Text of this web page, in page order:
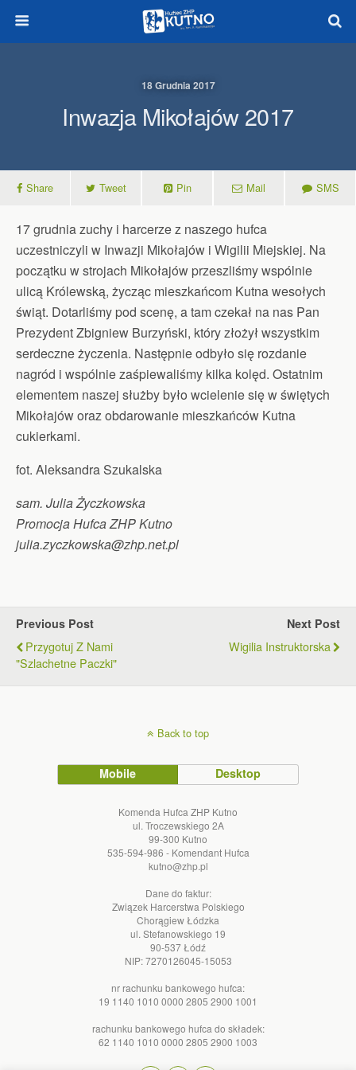
18 Grudnia 2017
Inwazja Mikołajów 2017
Share Tweet Pin Mail SMS
17 grudnia zuchy i harcerze z naszego hufca
uczestniczyli w Inwazji Mikołajów i Wigilii Miejskiej. Na
początku w strojach Mikołajów przeszliśmy wspólnie
ulicą Królewską, życząc mieszkańcom Kutna wesołych
świąt. Dotarliśmy pod scenę, a tam czekał na nas Pan
Prezydent Zbigniew Burzyński, który złożył wszystkim
serdeczne życzenia. Następnie odbyło się rozdanie
nagród i wspólnie zaśpiewaliśmy kilka kolęd. Ostatnim
elementem naszej służby było wcielenie się w świętych
Mikołajów oraz obdarowanie mieszkańców Kutna
cukierkami.
fot. Aleksandra Szukalska
sam. Julia Życzkowska
Promocja Hufca ZHP Kutno
julia.zyczkowska@zhp.net.pl
Previous Post
Przygotuj Z Nami
"Szlachetne Paczki"
Next Post
Wigilia Instruktorska
Back to top
Mobile Desktop
Komenda Hufca ZHP Kutno
ul. Troczewskiego 2A
99-300 Kutno
535-594-986 - Komendant Hufca
kutno@zhp.pl
Dane do faktur:
Związek Harcerstwa Polskiego
Chorągiew Łódzka
ul. Stefanowskiego 19
90-537 Łódź
NIP: 7270126045-15053
nr rachunku bankowego hufca:
19 1140 1010 0000 2805 2900 1001
rachunku bankowego hufca do składek:
62 1140 1010 0000 2805 2900 1003